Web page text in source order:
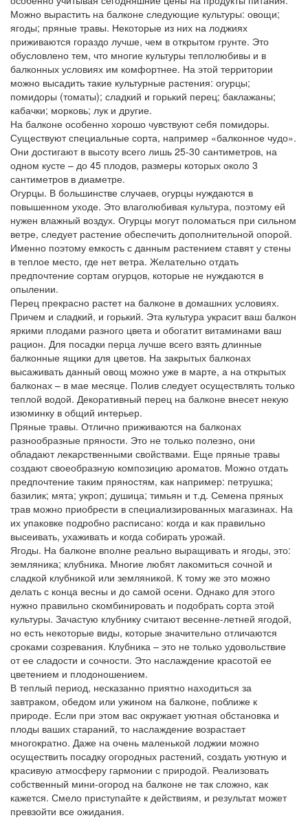
Можно вырастить на балконе следующие культуры: овощи;
ягоды; пряные травы. Некоторые из них на лоджиях
приживаются гораздо лучше, чем в открытом грунте. Это
обусловлено тем, что многие культуры теплолюбивы и в
балконных условиях им комфортнее. На этой территории
можно высадить такие культурные растения: огурцы;
помидоры (томаты); сладкий и горький перец; баклажаны;
кабачки; морковь; лук и другие.
На балконе особенно хорошо чувствуют себя помидоры.
Существуют специальные сорта, например «балконное чудо».
Они достигают в высоту всего лишь 25-30 сантиметров, на
одном кусте – до 45 плодов, размеры которых около 3
сантиметров в диаметре.
Огурцы. В большинстве случаев, огурцы нуждаются в
повышенном уходе. Это влаголюбивая культура, поэтому ей
нужен влажный воздух. Огурцы могут поломаться при сильном
ветре, следует растение обеспечить дополнительной опорой.
Именно поэтому емкость с данным растением ставят у стены
в теплое место, где нет ветра. Желательно отдать
предпочтение сортам огурцов, которые не нуждаются в
опылении.
Перец прекрасно растет на балконе в домашних условиях.
Причем и сладкий, и горький. Эта культура украсит ваш балкон
яркими плодами разного цвета и обогатит витаминами ваш
рацион. Для посадки перца лучше всего взять длинные
балконные ящики для цветов. На закрытых балконах
высаживать данный овощ можно уже в марте, а на открытых
балконах – в мае месяце. Полив следует осуществлять только
теплой водой. Декоративный перец на балконе внесет некую
изюминку в общий интерьер.
Пряные травы. Отлично приживаются на балконах
разнообразные пряности. Это не только полезно, они
обладают лекарственными свойствами. Еще пряные травы
создают своеобразную композицию ароматов. Можно отдать
предпочтение таким пряностям, как например: петрушка;
базилик; мята; укроп; душица; тимьян и т.д. Семена пряных
трав можно приобрести в специализированных магазинах. На
их упаковке подробно расписано: когда и как правильно
высеивать, ухаживать и когда собирать урожай.
Ягоды. На балконе вполне реально выращивать и ягоды, это:
земляника; клубника. Многие любят лакомиться сочной и
сладкой клубникой или земляникой. К тому же это можно
делать с конца весны и до самой осени. Однако для этого
нужно правильно скомбинировать и подобрать сорта этой
культуры. Зачастую клубнику считают весенне-летней ягодой,
но есть некоторые виды, которые значительно отличаются
сроками созревания. Клубника – это не только удовольствие
от ее сладости и сочности. Это наслаждение красотой ее
цветением и плодоношением.
В теплый период, несказанно приятно находиться за
завтраком, обедом или ужином на балконе, поближе к
природе. Если при этом вас окружает уютная обстановка и
плоды ваших стараний, то наслаждение возрастает
многократно. Даже на очень маленькой лоджии можно
осуществить посадку огородных растений, создать уютную и
красивую атмосферу гармонии с природой. Реализовать
собственный мини-огород на балконе не так сложно, как
кажется. Смело приступайте к действиям, и результат может
превзойти все ожидания.